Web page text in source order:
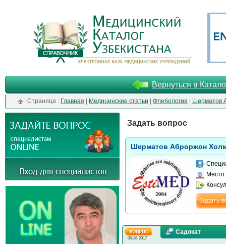
Вернуться в
Cтраница : Главная Медицинские статьи Флебология Шерматов
Задать вопрос
Шерматов Аброржон
Задать
05-26-2017
Садокат